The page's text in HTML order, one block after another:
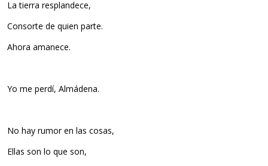
La tierra resplandece,
Consorte de quien parte.
Ahora amanece.
Yo me perdí, Almádena.
No hay rumor en las cosas,
Ellas son lo que son,